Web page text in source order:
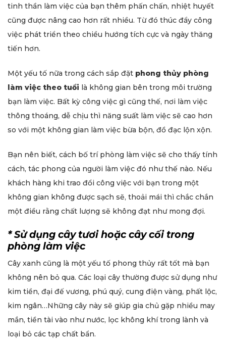
tinh thần làm việc của bạn thêm phấn chấn, nhiệt huyết
cũng được nâng cao hơn rất nhiều. Từ đó thúc đẩy công
việc phát triển theo chiều hướng tích cực và ngày thăng
tiến hơn.
Một yếu tố nữa trong cách sắp đặt phong thủy phòng
làm việc theo tuổi là không gian bên trong môi trường
bạn làm việc. Bất kỳ công việc gì cũng thế, nơi làm việc
thông thoáng, dễ chịu thì năng suất làm việc sẽ cao hơn
so với một không gian làm việc bừa bộn, đồ đạc lộn xộn.
Bạn nên biết, cách bố trí phòng làm việc sẽ cho thấy tính
cách, tác phong của người làm việc đó như thế nào. Nếu
khách hàng khi trao đổi công việc với bạn trong một
không gian không được sạch sẽ, thoải mái thì chắc chắn
một điều rằng chất lượng sẽ không đạt như mong đợi.
* Sử dụng cây tươi hoặc cây cối trong
phòng làm việc
Cây xanh cũng là một yếu tố phong thủy rất tốt mà bạn
không nên bỏ qua. Các loại cây thường được sử dụng như
kim tiền, đại đế vương, phú quý, cung điện vàng, phất lộc,
kim ngân…Những cây này sẽ giúp gia chủ gặp nhiều may
mắn, tiền tài vào như nước, lọc không khí trong lành và
loại bỏ các tạp chất bẩn.